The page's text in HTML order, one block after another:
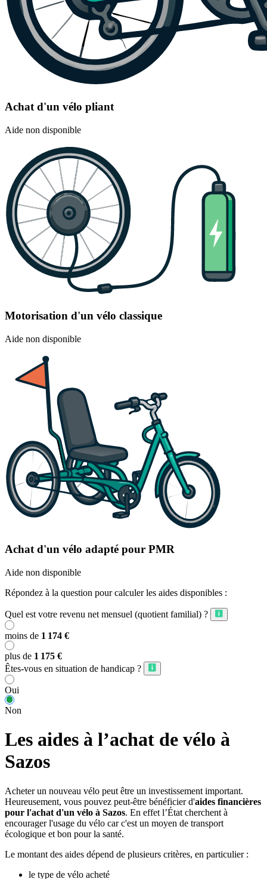
Achat d'un vélo pliant
Aide non disponible
Motorisation d'un vélo classique
Aide non disponible
Achat d'un vélo adapté pour PMR
Aide non disponible
Répondez à la question pour calculer les aides disponibles :
Quel est votre revenu net mensuel (quotient familial) ?
moins de 1 174 €
plus de 1 175 €
Êtes-vous en situation de handicap ?
Oui
Non
Les aides à l’achat de vélo à
Sazos
Acheter un nouveau vélo peut être un investissement important.
Heureusement, vous pouvez peut-être bénéficier d'aides financières
pour l'achat d'un vélo à Sazos. En effet l’État cherchent à
encourager l'usage du vélo car c'est un moyen de transport
écologique et bon pour la santé.
Le montant des aides dépend de plusieurs critères, en particulier :
le type de vélo acheté